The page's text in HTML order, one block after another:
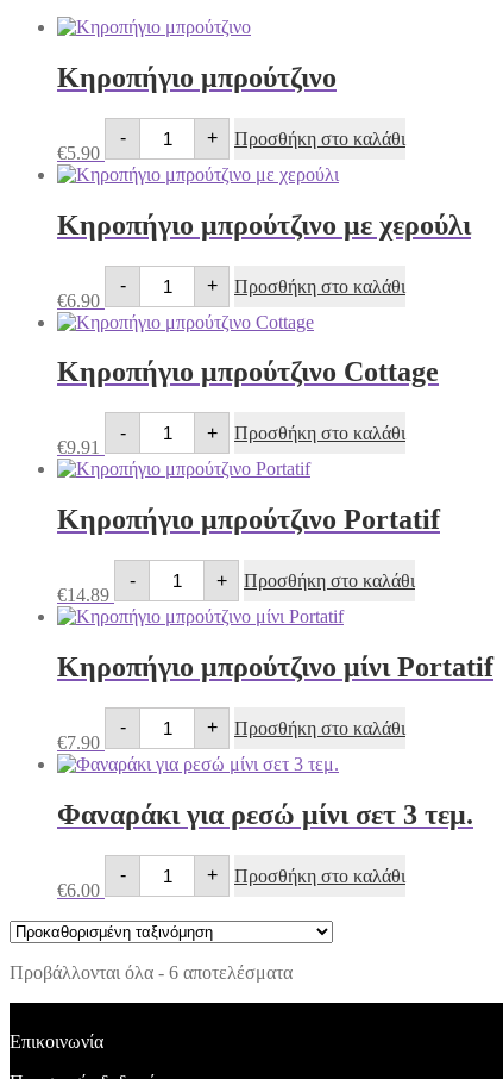
Κηροπήγιο μπρούτζινο
€5.90
-
Κηροπήγιο
μπρούτζινο
ποσότητα
+ Προσθήκη στο καλάθι
Κηροπήγιο μπρούτζινο με χερούλι
€6.90
-
Κηροπήγιο
μπρούτζινο
με
χερούλι
+ Προσθήκη στο καλάθι
Κηροπήγιο μπρούτζινο Cottage
€9.91
-
Κηροπήγιο
μπρούτζινο
Cottage
ποσότητα
+ Προσθήκη στο καλάθι
Κηροπήγιο μπρούτζινο Portatif
€14.89
-
Κηροπήγιο
μπρούτζινο
Portatif
ποσότητα
+ Προσθήκη στο καλάθι
Κηροπήγιο μπρούτζινο μίνι Portatif
€7.90
-
Κηροπήγιο
μπρούτζινο
μίνι
Portatif
+ Προσθήκη στο καλάθι
Φαναράκι για ρεσώ μίνι σετ 3 τεμ.
€6.00
-
Φαναράκι
ρεσώ
μίνι
σετ
τεμ.
+ Προσθήκη στο καλάθι
Προβάλλονται όλα - 6 αποτελέσματα
Επικοινωνία